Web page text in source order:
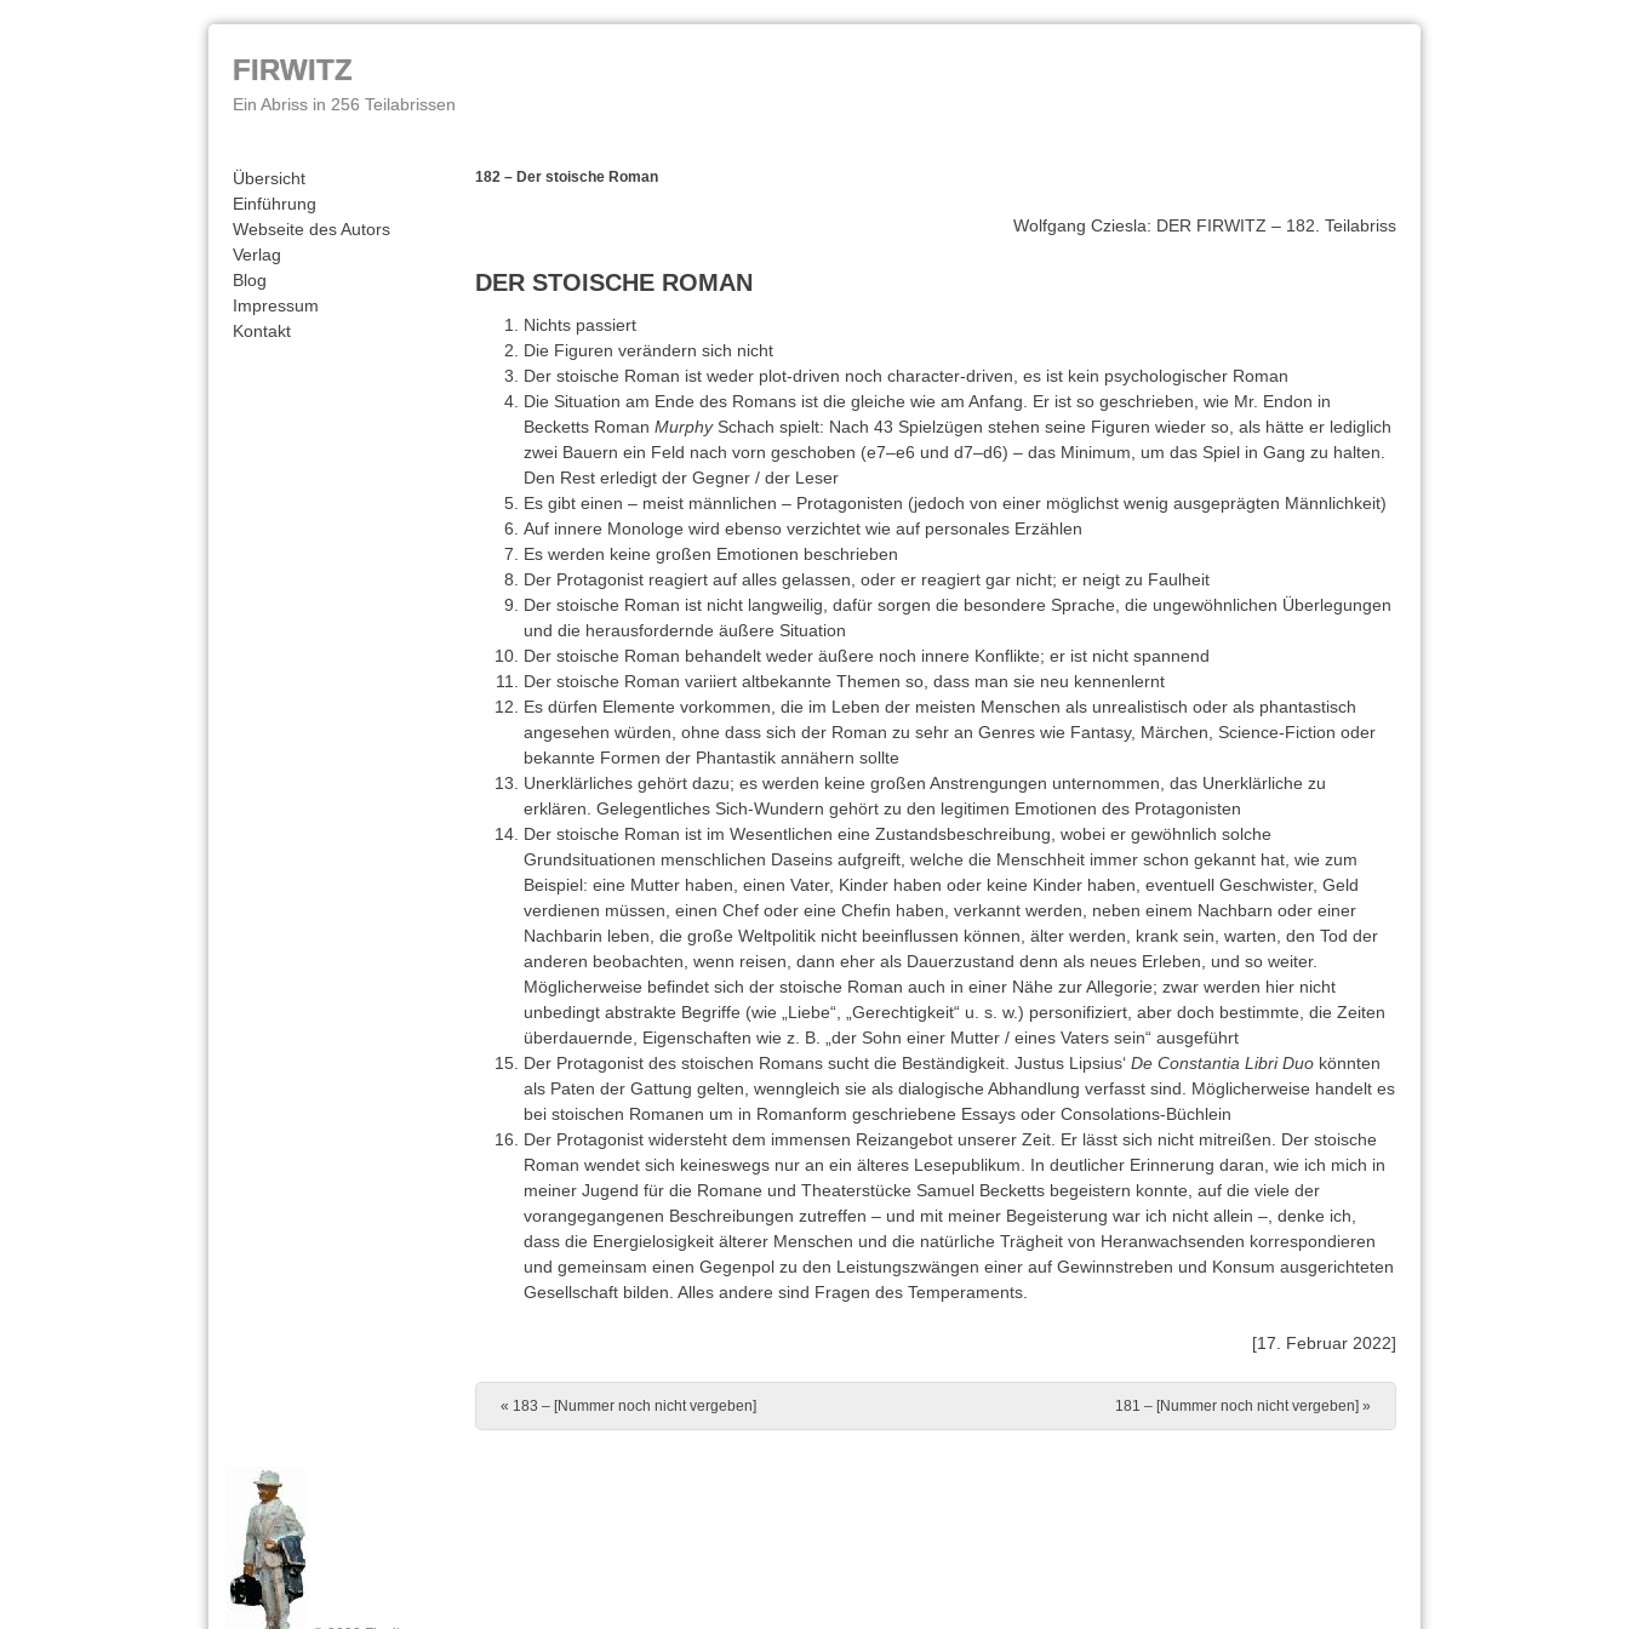
FIRWITZ
Ein Abriss in 256 Teilabrissen
182 – Der stoische Roman
Wolfgang Cziesla: DER FIRWITZ – 182. Teilabriss
DER STOISCHE ROMAN
Nichts passiert
Die Figuren verändern sich nicht
Der stoische Roman ist weder plot-driven noch character-driven, es ist kein psychologischer Roman
Die Situation am Ende des Romans ist die gleiche wie am Anfang. Er ist so geschrieben, wie Mr. Endon in
Becketts Roman MurphySchach spielt: Nach 43 Spielzügen stehen seine Figuren wieder so, als hätte er lediglich
zwei Bauern ein Feld nach vorn geschoben (e7–e6 und d7–d6) – das Minimum, um das Spiel in Gang zu halten.
Den Rest erledigt der Gegner / der Leser
Es gibt einen – meist männlichen – Protagonisten (jedoch von einer möglichst wenig ausgeprägten Männlichkeit)
Auf innere Monologe wird ebenso verzichtet wie auf personales Erzählen
Es werden keine großen Emotionen beschrieben
Der Protagonist reagiert auf alles gelassen, oder er reagiert gar nicht; er neigt zu Faulheit
Der stoische Roman ist nicht langweilig, dafür sorgen die besondere Sprache, die ungewöhnlichen Überlegungen
und die herausfordernde äußere Situation
Der stoische Roman behandelt weder äußere noch innere Konflikte; er ist nicht spannend
Der stoische Roman variiert altbekannte Themen so, dass man sie neu kennenlernt
Es dürfen Elemente vorkommen, die im Leben der meisten Menschen als unrealistisch oder als phantastisch
angesehen würden, ohne dass sich der Roman zu sehr an Genres wie Fantasy, Märchen, Science-Fiction oder
bekannte Formen der Phantastik annähern sollte
Unerklärliches gehört dazu; es werden keine großen Anstrengungen unternommen, das Unerklärliche zu
erklären. Gelegentliches Sich-Wundern gehört zu den legitimen Emotionen des Protagonisten
Der stoische Roman ist im Wesentlichen eine Zustandsbeschreibung, wobei er gewöhnlich solche
Grundsituationen menschlichen Daseins aufgreift, welche die Menschheit immer schon gekannt hat, wie zum
Beispiel: eine Mutter haben, einen Vater, Kinder haben oder keine Kinder haben, eventuell Geschwister, Geld
verdienen müssen, einen Chef oder eine Chefin haben, verkannt werden, neben einem Nachbarn oder einer
Nachbarin leben, die große Weltpolitik nicht beeinflussen können, älter werden, krank sein, warten, den Tod der
anderen beobachten, wenn reisen, dann eher als Dauerzustand denn als neues Erleben, und so weiter.
Möglicherweise befindet sich der stoische Roman auch in einer Nähe zur Allegorie; zwar werden hier nicht
unbedingt abstrakte Begriffe (wie „Liebe“, „Gerechtigkeit“ u. s. w.) personifiziert, aber doch bestimmte, die Zeiten
überdauernde, Eigenschaften wie z. B. „der Sohn einer Mutter / eines Vaters sein“ ausgeführt
Der Protagonist des stoischen Romans sucht die Beständigkeit. Justus Lipsius‘ De Constantia Libri Duo könnten
als Paten der Gattung gelten, wenngleich sie als dialogische Abhandlung verfasst sind. Möglicherweise handelt es
bei stoischen Romanen um in Romanform geschriebene Essays oder Consolations-Büchlein
Der Protagonist widersteht dem immensen Reizangebot unserer Zeit. Er lässt sich nicht mitreißen. Der stoische
Roman wendet sich keineswegs nur an ein älteres Lesepublikum. In deutlicher Erinnerung daran, wie ich mich in
meiner Jugend für die Romane und Theaterstücke Samuel Becketts begeistern konnte, auf die viele der
vorangegangenen Beschreibungen zutreffen – und mit meiner Begeisterung war ich nicht allein –, denke ich,
dass die Energielosigkeit älterer Menschen und die natürliche Trägheit von Heranwachsenden korrespondieren
und gemeinsam einen Gegenpol zu den Leistungszwängen einer auf Gewinnstreben und Konsum ausgerichteten
Gesellschaft bilden. Alles andere sind Fragen des Temperaments.
[17. Februar 2022]
Post navigation
« 183 – [Nummer noch nicht vergeben] 181 – [Nummer noch nicht vergeben] »
Übersicht
Einführung
Webseite des Autors
Verlag
Blog
Impressum
Kontakt